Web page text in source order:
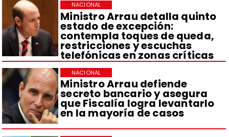
Ministro Arrau detalla quinto
estado de excepción:
contempla toques de queda,
restricciones y escuchas
telefónicas en zonas críticas
NACIONAL
Ministro Arrau defiende
secreto bancario y asegura
que Fiscalía logra levantarlo
en la mayoría de casos
NACIONAL